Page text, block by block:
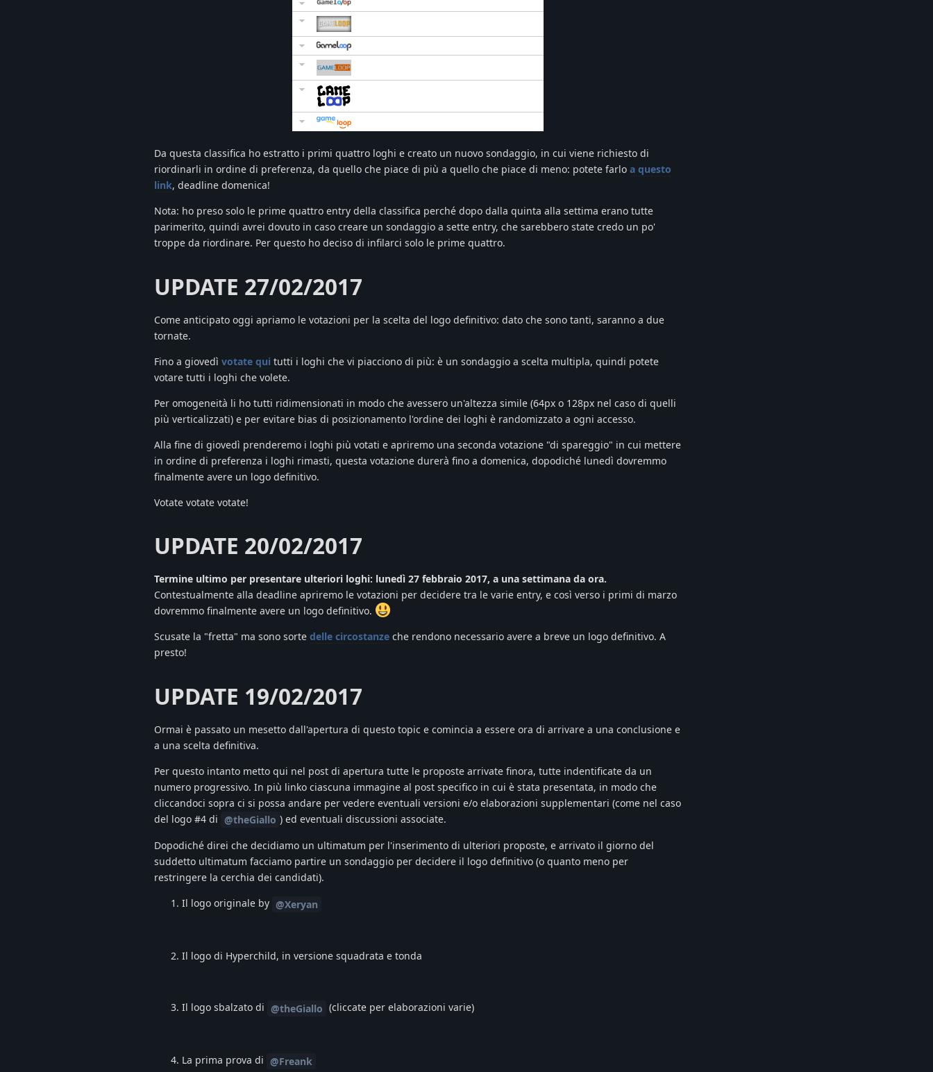
Da questa classifica ho estratto i primi quattro loghi e creato un nuovo sondaggio, in cui viene richiesto di
riordinarli in ordine di preferenza, da quello che piace di più a quello che piace di meno: potete farlo a questo
link, deadline domenica!
Nota: ho preso solo le prime quattro entry della classifica perché dopo dalla quinta alla settima erano tutte
parimerito, quindi avrei dovuto in caso creare un sondaggio a sette entry, che sarebbero state credo un po'
troppe da riordinare. Per questo ho deciso di infilarci solo le prime quattro.
UPDATE 27/02/2017
Come anticipato oggi apriamo le votazioni per la scelta del logo definitivo: dato che sono tanti, saranno a due
tornate.
Fino a giovedì votate qui tutti i loghi che vi piacciono di più: è un sondaggio a scelta multipla, quindi potete
votare tutti i loghi che volete.
Per omogeneità li ho tutti ridimensionati in modo che avessero un'altezza simile (64px o 128px nel caso di quelli
più verticalizzati) e per evitare bias di posizionamento l'ordine dei loghi è randomizzato a ogni accesso.
Alla fine di giovedì prenderemo i loghi più votati e apriremo una seconda votazione "di spareggio" in cui mettere
in ordine di preferenza i loghi rimasti, questa votazione durerà fino a domenica, dopodiché lunedì dovremmo
finalmente avere un logo definitivo.
Votate votate votate!
UPDATE 20/02/2017
Termine ultimo per presentare ulteriori loghi: lunedì 27 febbraio 2017, a una settimana da ora.
Contestualmente alla deadline apriremo le votazioni per decidere tra le varie entry, e così verso i primi di marzo
dovremmo finalmente avere un logo definitivo.
Scusate la "fretta" ma sono sorte delle circostanze che rendono necessario avere a breve un logo definitivo. A
presto!
UPDATE 19/02/2017
Ormai è passato un mesetto dall'apertura di questo topic e comincia a essere ora di arrivare a una conclusione e
a una scelta definitiva.
Per questo intanto metto qui nel post di apertura tutte le proposte arrivate finora, tutte indentificate da un
numero progressivo. In più linko ciascuna immagine al post specifico in cui è stata presentata, in modo che
cliccandoci sopra ci si possa andare per vedere eventuali versioni e/o elaborazioni supplementari (come nel caso
del logo #4 di @theGiallo ) ed eventuali discussioni associate.
Dopodiché direi che decidiamo un ultimatum per l'inserimento di ulteriori proposte, e arrivato il giorno del
suddetto ultimatum facciamo partire un sondaggio per decidere il logo definitivo (o quanto meno per
restringere la cerchia dei candidati).
Il logo originale by @Xeryan
Il logo di Hyperchild, in versione squadrata e tonda
Il logo sbalzato di @theGiallo (cliccate per elaborazioni varie)
La prima prova di @Freank